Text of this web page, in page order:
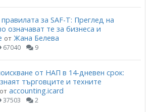
за SAF-T: Преглед на
означават те за бизнеса и
от Жана Белева
67040 9
от НАП в 14-дневен срок:
търговците и техните
от accounting.icard
37503 2